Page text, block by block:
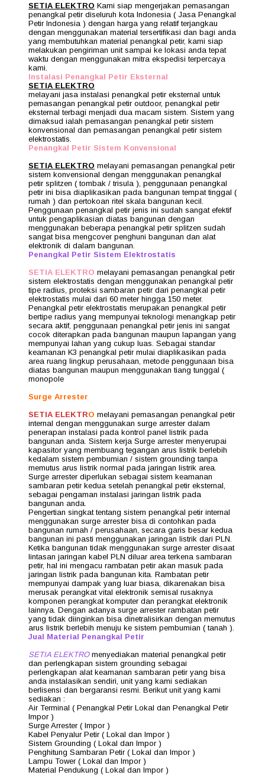
SETIA ELEKTRO Kami siap mengerjakan pemasangan
penangkal petir diseluruh kota Indonesia ( Jasa Penangkal
Petir Indonesia ) dengan harga yang relatif terjangkau
dengan menggunakan material tersertifikasi dan bagi anda
yang membutuhkan material penangkal petir, kami siap
melakukan pengiriman unit sampai ke lokasi anda tepat
waktu dengan menggunakan mitra ekspedisi terpercaya
kami.
Instalasi Penangkal Petir Eksternal
SETIA ELEKTRO
melayani jasa instalasi penangkal petir eksternal untuk
pemasangan penangkal petir outdoor, penangkal petir
eksternal terbagi menjadi dua macam sistem. Sistem yang
dimaksud ialah pemasangan penangkal petir sistem
konvensional dan pemasangan penangkal petir sistem
elektrostatis.
Penangkal Petir Sistem Konvensional
SETIA ELEKTRO melayani pemasangan penangkal petir
sistem konvensional dengan menggunakan penangkal
petir splitzen ( tombak / trisula ), penggunaan penangkal
petir ini bisa diaplikasikan pada bangunan tempat tinggal (
rumah ) dan pertokoan ritel skala bangunan kecil.
Penggunaan penangkal petir jenis ini sudah sangat efektif
untuk pengaplikasian diatas bangunan dengan
menggunakan beberapa penangkal petir splitzen sudah
sangat bisa mengcover penghuni bangunan dan alat
elektronik di dalam bangunan.
Penangkal Petir Sistem Elektrostatis
SETIA ELEKTRO melayani pemasangan penangkal petir
sistem elektrostatis dengan menggunakan penangkal petir
tipe radius, proteksi sambaran petir dari penangkal petir
elektrostatis mulai dari 60 meter hingga 150 meter.
Penangkal petir elektrostatis merupakan penangkal petir
bertipe radius yang mempunyai teknologi menangkap petir
secara aktif, penggunaan penangkal petir jenis ini sangat
cocok diterapkan pada bangunan maupun lapangan yang
mempunyai lahan yang cukup luas. Sebagai standar
keamanan K3 penangkal petir mulai diaplikasikan pada
area ruang lingkup perusahaan, metode penggunaan bisa
diatas bangunan maupun menggunakan tiang tunggal (
monopole
Surge Arrester
SETIA ELEKTRO melayani pemasangan penangkal petir
internal dengan menggunakan surge arrester dalam
penerapan instalasi pada kontrol panel listrik pada
bangunan anda. Sistem kerja Surge arrester menyerupai
kapasitor yang membuang tegangan arus listrik berlebih
kedalam sistem pembumian / sistem grounding tanpa
memutus arus listrik normal pada jaringan listrik area.
Surge arrester diperlukan sebagai sistem keamanan
sambaran petir kedua setelah penangkal petir eksternal,
sebagai pengaman instalasi jaringan listrik pada
bangunan anda.
Pengertian singkat tentang sistem penangkal petir internal
menggunakan surge arrester bisa di contohkan pada
bangunan rumah / perusahaan, secara garis besar kedua
bangunan ini pasti menggunakan jaringan listrik dari PLN.
Ketika bangunan tidak menggunakan surge arrester disaat
lintasan jaringan kabel PLN diluar area terkena sambaran
petir, hal ini mengacu rambatan petir akan masuk pada
jaringan listrik pada bangunan kita. Rambatan petir
mempunyai dampak yang luar biasa, dikarenakan bisa
merusak perangkat vital elektronik semisal rusaknya
komponen perangkat komputer dan perangkat elektronik
lainnya. Dengan adanya surge arrester rambatan petir
yang tidak diinginkan bisa dinetralisirkan dengan memutus
arus listrik berlebih menuju ke sistem pembumian ( tanah ).
Jual Material Penangkal Petir
SETIA ELEKTRO menyediakan material penangkal petir
dan perlengkapan sistem grounding sebagai
perlengkapan alat keamanan sambaran petir yang bisa
anda instalasikan sendiri, unit yang kami sediakan
berlisensi dan bergaransi resmi. Berikut unit yang kami
sediakan :
Air Terminal ( Penangkal Petir Lokal dan Penangkal Petir
Impor )
Surge Arrester ( Impor )
Kabel Penyalur Petir ( Lokal dan Impor )
Sistem Grounding ( Lokal dan Impor )
Penghitung Sambaran Petir ( Lokal dan Impor )
Lampu Tower ( Lokal dan Impor )
Material Pendukung ( Lokal dan Impor )